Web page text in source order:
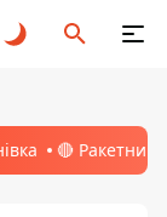
🔴 Ракетний